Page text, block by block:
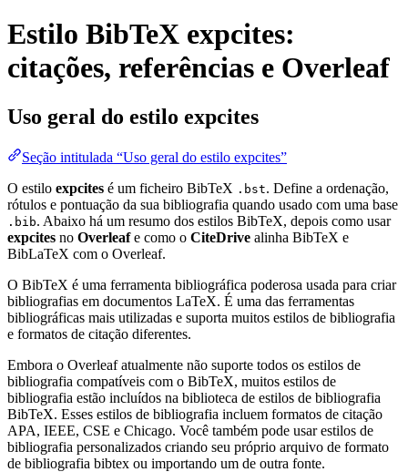
Estilo BibTeX expcites:
citações, referências e Overleaf
Uso geral do estilo expcites
Seção intitulada “Uso geral do estilo expcites”
O estilo expcites é um ficheiro BibTeX .bst. Define a ordenação,
rótulos e pontuação da sua bibliografia quando usado com uma base
.bib. Abaixo há um resumo dos estilos BibTeX, depois como usar
expcites no Overleafe como o CiteDrive alinha BibTeX e
BibLaTeX com o Overleaf.
O BibTeX é uma ferramenta bibliográfica poderosa usada para criar
bibliografias em documentos LaTeX. É uma das ferramentas
bibliográficas mais utilizadas e suporta muitos estilos de bibliografia
e formatos de citação diferentes.
Embora o Overleaf atualmente não suporte todos os estilos de
bibliografia compatíveis com o BibTeX, muitos estilos de
bibliografia estão incluídos na biblioteca de estilos de bibliografia
BibTeX. Esses estilos de bibliografia incluem formatos de citação
APA, IEEE, CSE e Chicago. Você também pode usar estilos de
bibliografia personalizados criando seu próprio arquivo de formato
de bibliografia bibtex ou importando um de outra fonte.